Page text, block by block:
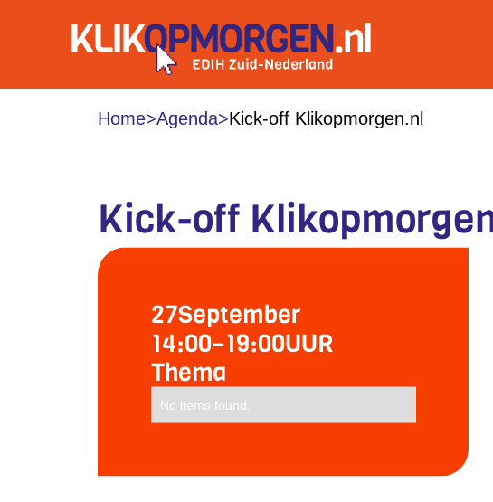
Home>Agenda>Kick-off Klikopmorgen.nl
Kick-off
27September
14:00–19:00UUR
Thema
No items found.